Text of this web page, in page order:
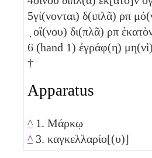
5γί(νονται) δ(ιπλᾶ) ρπ
̣ οἴ(νου) δι(πλᾶ) ρπ
6 (hand 1) ἐγράφ(η)
†
Apparatus
^ 1. Μάρκῳ
^ 3. καγκελλαρίο[(υ)]